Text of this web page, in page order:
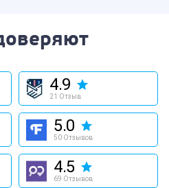
4.9
21 Отзыв
5.0
50 Отзывов
4.5
69 Отзывов